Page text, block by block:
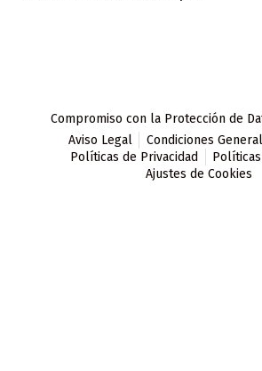
Compromiso con la Protección de
Aviso Legal
Condiciones
Políticas de Privacidad
Ajustes de Cookies